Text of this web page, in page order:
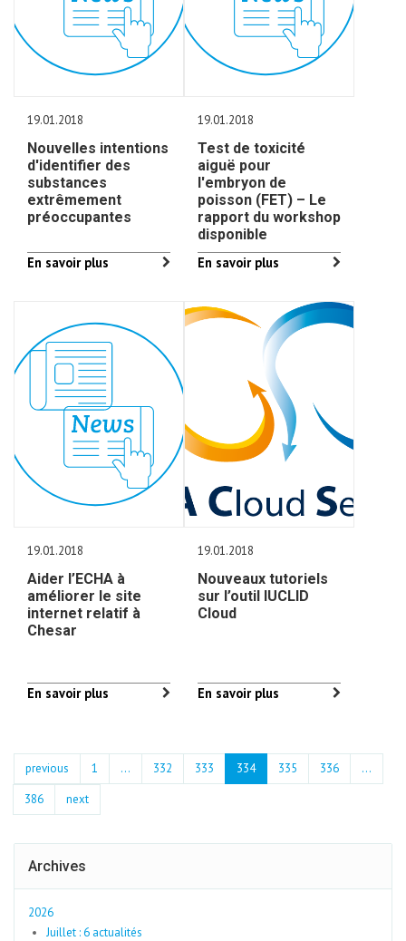
19.01.2018
Nouvelles intentions
d'identifier des
substances
extrêmement
préoccupantes
En savoir plus
19.01.2018
Test de toxicité
aiguë pour
l'embryon de
poisson (FET) – Le
rapport du workshop
disponible
En savoir plus
19.01.2018
Aider l’ECHA à
améliorer le site
internet relatif à
Chesar
En savoir plus
19.01.2018
Nouveaux tutoriels
sur l’outil IUCLID
Cloud
En savoir plus
previous 1 ... 332 333 334 335 336
…
386
next
Archives
2026
Juillet : 6 actualités